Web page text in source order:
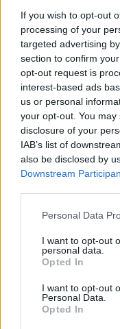
If you wish to opt-out
processing of your
targeted advertising
section to confirm
opt-out request is
interest-based ads
us or personal
your opt-out. You
disclosure of your
IAB’s list of
also be disclosed by
Downstream
Personal Data
I want to opt-out
personal data.
Opted In
I want to opt-out
Personal Data.
Opted In
Αλέξης
φωτογραφία
CELEBRITIES